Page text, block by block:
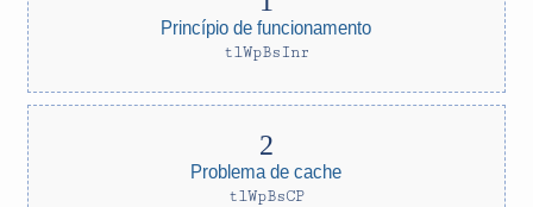
Princípio de funcionamento
tlWpBsInr
Problema de cache
tlWpBsCP